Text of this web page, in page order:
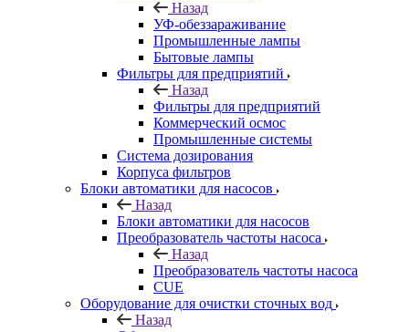
Назад
УФ-обеззараживание
Промышленные лампы
Бытовые лампы
Фильтры для предприятий
Назад
Фильтры для предприятий
Коммерческий осмос
Промышленные системы
Система дозирования
Корпуса фильтров
Блоки автоматики для насосов
Назад
Блоки автоматики для насосов
Преобразователь частоты насоса
Назад
Преобразователь частоты насоса
CUE
Оборудование для очистки сточных вод
Назад